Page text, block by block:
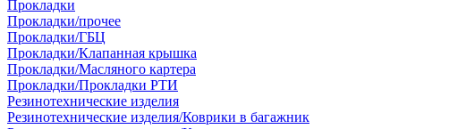
Прокладки
Прокладки/прочее
Прокладки/ГБЦ
Прокладки/Клапанная крышка
Прокладки/Масляного картера
Прокладки/Прокладки РТИ
Резинотехнические изделия
Резинотехнические изделия/Коврики в багажник